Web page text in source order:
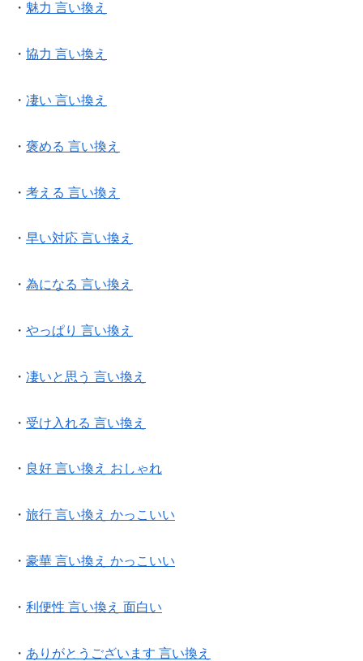
・ 魅力 言い換え
・ 協力 言い換え
・ 凄い 言い換え
・ 褒める 言い換え
・ 考える 言い換え
・ 早い対応 言い換え
・ 為になる 言い換え
・ やっぱり 言い換え
・ 凄いと思う 言い換え
・ 受け入れる 言い換え
・ 良好 言い換え おしゃれ
・ 旅行 言い換え かっこいい
・ 豪華 言い換え かっこいい
・ 利便性 言い換え 面白い
・ ありがとうございます 言い換え